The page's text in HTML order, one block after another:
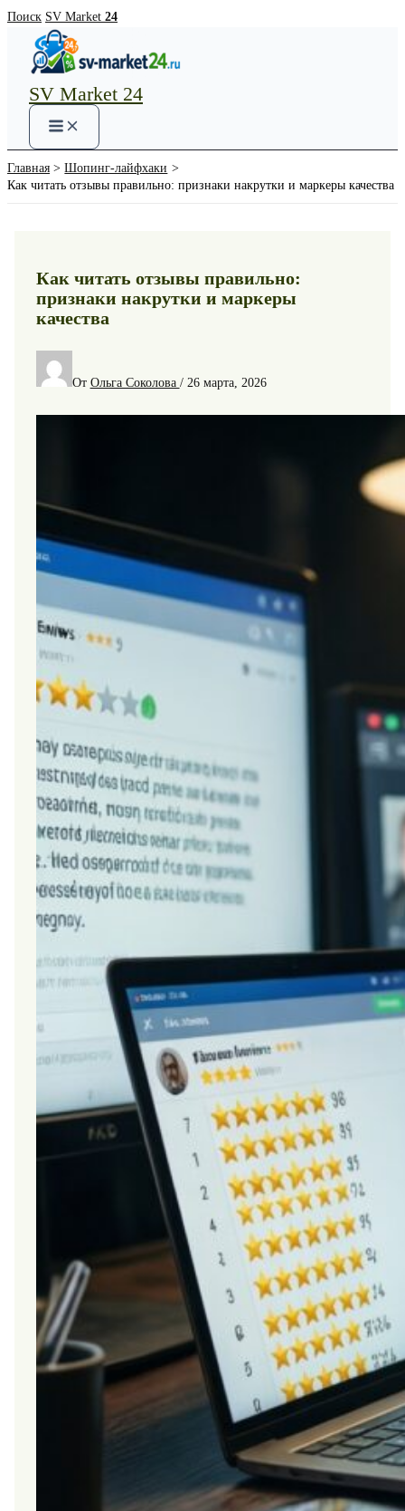
Перейти
содержимому
Поиск SV Market 24
SV Market 24
Main
Menu
Главная
Шопинг-лайфхаки
Как читать отзывы правильно: признаки накрутки и маркеры качества
Как читать отзывы правильно:
признаки накрутки и маркеры
качества
От Ольга Соколова / 26 марта, 2026